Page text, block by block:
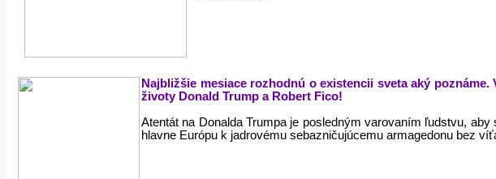
Najbližšie mesiace rozhodnú o existencii sveta aký
životy Donald Trump a Robert Fico!
Atentát na Donalda Trumpa je posledným varovaním ľudstvu,
hlavne Európu k jadrovému sebazničujúcemu armagedonu bez